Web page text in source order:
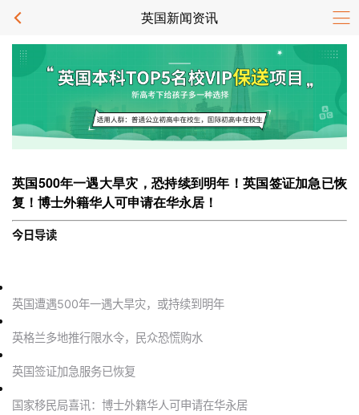
英国新闻资讯
英国500年一遇大旱灾，恐持续到明年！英国签证加急已恢
复！博士外籍华人可申请在华永居！
今日导读
英国遭遇500年一遇大旱灾，或持续到明年
英格兰多地推行限水令，民众恐慌购水
英国签证加急服务已恢复
国家移民局喜讯：博士外籍华人可申请在华永居